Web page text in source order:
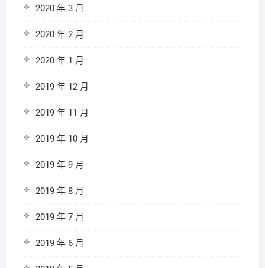
2020 年 3 月
2020 年 2 月
2020 年 1 月
2019 年 12 月
2019 年 11 月
2019 年 10 月
2019 年 9 月
2019 年 8 月
2019 年 7 月
2019 年 6 月